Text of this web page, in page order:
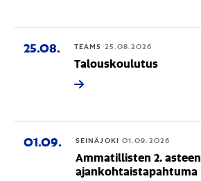
25.08. TEAMS 25.08.2026
Talouskoulutus
01.09. SEINÄJOKI 01.09.2026
Ammatillisten 2. asteen
ajankohtaistapahtuma